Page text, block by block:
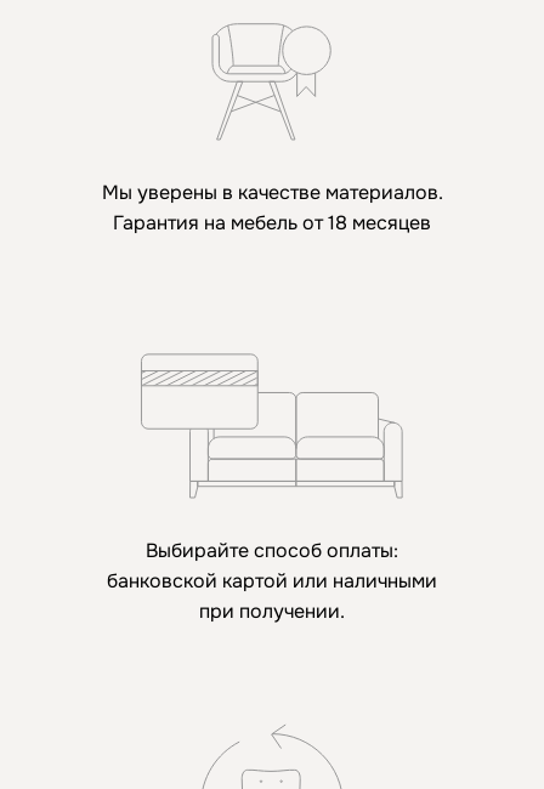
Мы уверены в качестве материалов.
Гарантия на мебель от 18 месяцев
Выбирайте способ оплаты:
банковской картой или наличными
при получении.